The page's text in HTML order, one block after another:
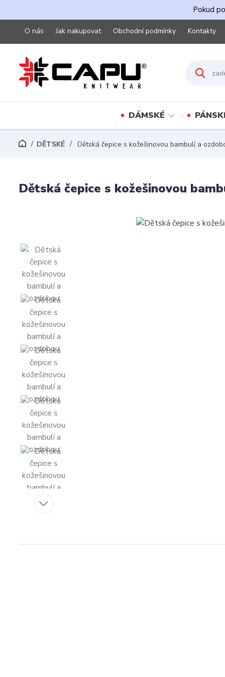
Pokud
O nás Jak nakupovat Obchodní podmínky Kontakty
DÁMSKÉ
DĚTSKÉ Dětská čepice s kožešinovou bambulí a
Dětská čepice s kožešinovou